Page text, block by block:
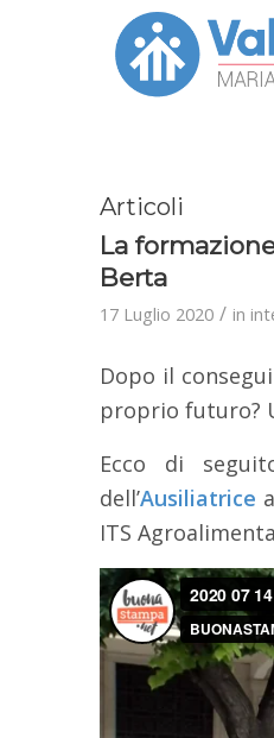
Articoli
La
Berta
17 Luglio 2020 / in
Dopo il
proprio futuro?
Ecco di
dell’Ausiliatrice a
ITS